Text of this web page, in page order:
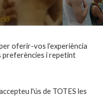
oferir-vos l’experiència
preferències i repetint
l'ús de TOTES les